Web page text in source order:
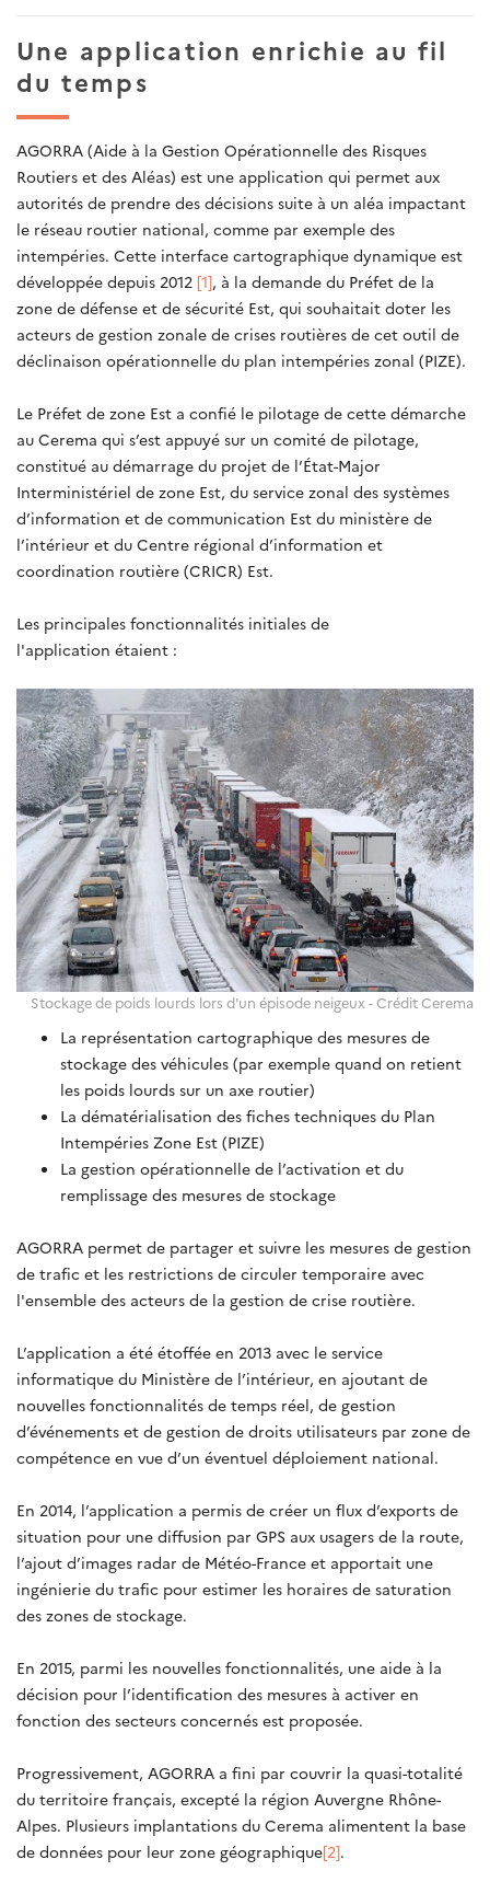
Une application enrichie au fil
du temps
AGORRA (Aide à la Gestion Opérationnelle des Risques
Routiers et des Aléas) est une application qui permet aux
autorités de prendre des décisions suite à un aléa impactant
le réseau routier national, comme par exemple des
intempéries. Cette interface cartographique dynamique est
développée depuis 2012 [1], à la demande du Préfet de la
zone de défense et de sécurité Est, qui souhaitait doter les
acteurs de gestion zonale de crises routières de cet outil de
déclinaison opérationnelle du plan intempéries zonal (PIZE).
Le Préfet de zone Est a confié le pilotage de cette démarche
au Cerema qui s’est appuyé sur un comité de pilotage,
constitué au démarrage du projet de l’État-Major
Interministériel de zone Est, du service zonal des systèmes
d’information et de communication Est du ministère de
l’intérieur et du Centre régional d’information et
coordination routière (CRICR) Est.
Les principales fonctionnalités initiales de
l'application étaient :
Stockage de poids lourds lors d'un épisode neigeux - Crédit Cerema
La représentation cartographique des mesures de
stockage des véhicules (par exemple quand on retient
les poids lourds sur un axe routier)
La dématérialisation des fiches techniques du Plan
Intempéries Zone Est (PIZE)
La gestion opérationnelle de l’activation et du
remplissage des mesures de stockage
AGORRA permet de partager et suivre les mesures de gestion
de trafic et les restrictions de circuler temporaire avec
l'ensemble des acteurs de la gestion de crise routière.
L’application a été étoffée en 2013 avec le service
informatique du Ministère de l’intérieur, en ajoutant de
nouvelles fonctionnalités de temps réel, de gestion
d’événements et de gestion de droits utilisateurs par zone de
compétence en vue d’un éventuel déploiement national.
En 2014, l’application a permis de créer un flux d’exports de
situation pour une diffusion par GPS aux usagers de la route,
l’ajout d’images radar de Météo-France et apportait une
ingénierie du trafic pour estimer les horaires de saturation
des zones de stockage.
En 2015, parmi les nouvelles fonctionnalités, une aide à la
décision pour l’identification des mesures à activer en
fonction des secteurs concernés est proposée.
Progressivement, AGORRA a fini par couvrir la quasi-totalité
du territoire français, excepté la région Auvergne Rhône-
Alpes. Plusieurs implantations du Cerema alimentent la base
de données pour leur zone géographique[2].